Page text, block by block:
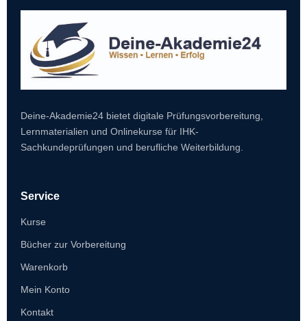
Deine-Akademie24 bietet digitale Prüfungsvorbereitung,
Lernmaterialien und Onlinekurse für IHK-
Sachkundeprüfungen und berufliche Weiterbildung.
Service
Kurse
Bücher zur Vorbereitung
Warenkorb
Mein Konto
Kontakt